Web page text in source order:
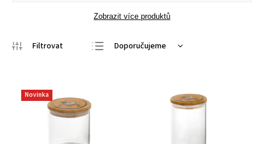
Zobrazit více produktů
Doporučujeme
Nejprodávanější
Novinka